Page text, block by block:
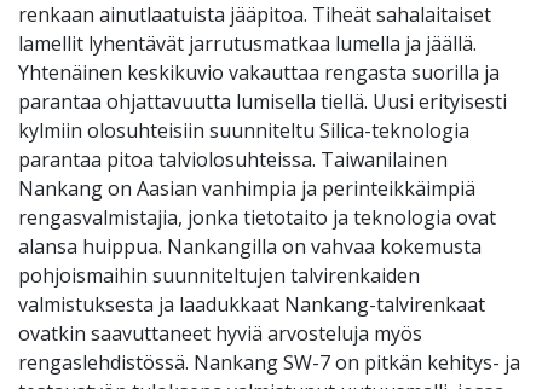
renkaan ainutlaatuista jääpitoa. Tiheät sahalaitaiset
lamellit lyhentävät jarrutusmatkaa lumella ja jäällä.
Yhtenäinen keskikuvio vakauttaa rengasta suorilla ja
parantaa ohjattavuutta lumisella tiellä. Uusi erityisesti
kylmiin olosuhteisiin suunniteltu Silica-teknologia
parantaa pitoa talviolosuhteissa. Taiwanilainen
Nankang on Aasian vanhimpia ja perinteikkäimpiä
rengasvalmistajia, jonka tietotaito ja teknologia ovat
alansa huippua. Nankangilla on vahvaa kokemusta
pohjoismaihin suunniteltujen talvirenkaiden
valmistuksesta ja laadukkaat Nankang-talvirenkaat
ovatkin saavuttaneet hyviä arvosteluja myös
rengaslehdistössä. Nankang SW-7 on pitkän kehitys- ja